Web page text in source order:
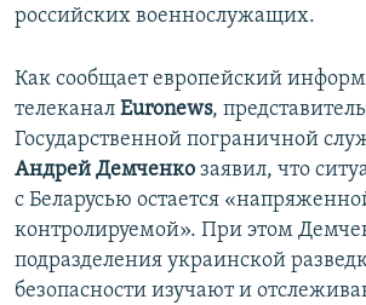
российских военнослужащих.
Как сообщает европейский
телеканал Euronews, представитель
Государственной пограничной
Андрей Демченко заявил, что
с Беларусью остается
контролируемой». При этом
подразделения украинской
безопасности изучают и